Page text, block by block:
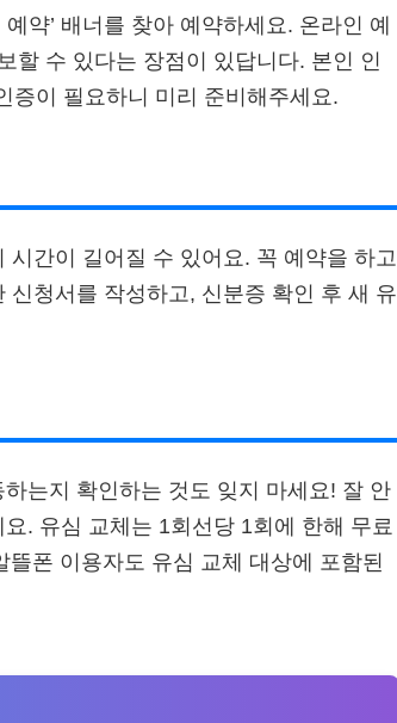
약’ 배너를 찾아 예약하세요. 온라인 예
할 수 있다는 장점이 있답니다. 본인 인
증이 필요하니 미리 준비해주세요.
간이 길어질 수 있어요. 꼭 예약을 하고
청서를 작성하고, 신분증 확인 후 새 유
는지 확인하는 것도 잊지 마세요! 잘 안
. 유심 교체는 1회선당 1회에 한해 무료
폰 이용자도 유심 교체 대상에 포함된